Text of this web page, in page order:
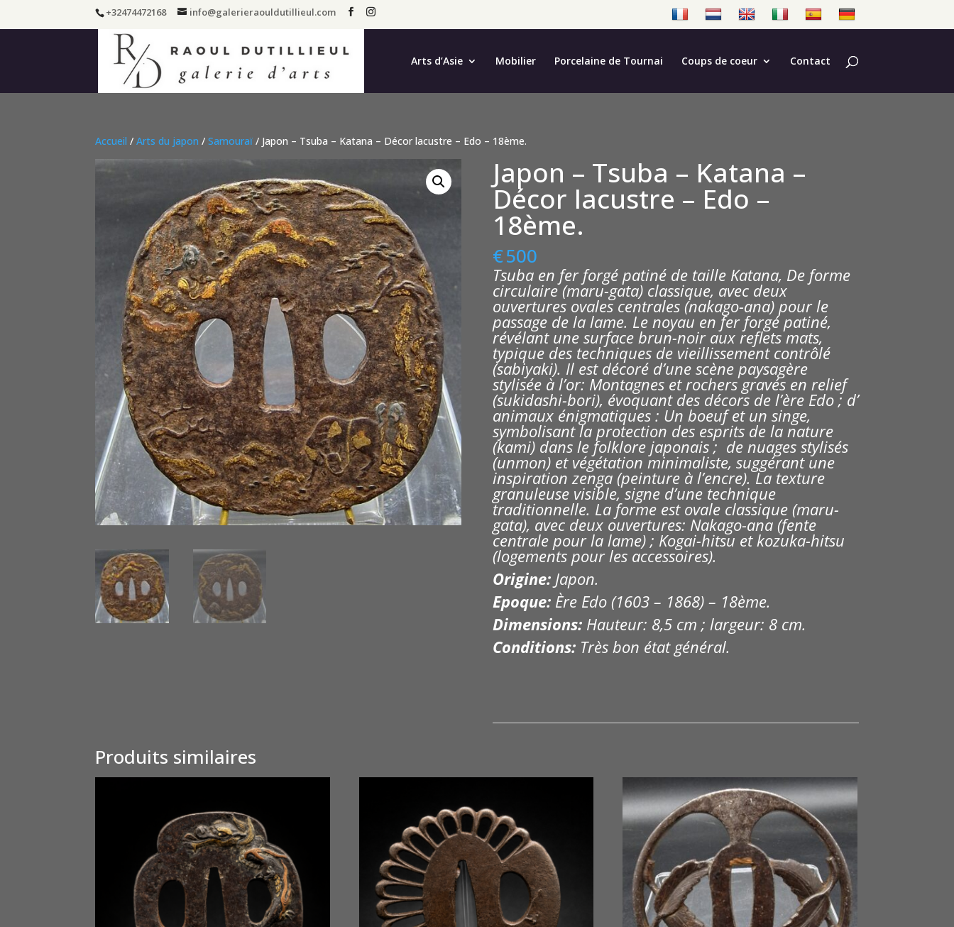
+32474472168 info@galerieraouldutillieul.com
Arts d’Asie Mobilier Porcelaine de Tournai Coups de coeur Contact
Accueil /Arts du japon /Samouraï / Japon – Tsuba – Katana – Décor lacustre – Edo – 18ème.
Japon – Tsuba – Katana –
Décor lacustre – Edo –
18ème.
€500
Tsuba en fer forgé patiné de taille Katana, De forme
circulaire (maru-gata) classique, avec deux
ouvertures ovales centrales (nakago-ana) pour le
passage de la lame. Le noyau en fer forgé patiné,
révélant une surface brun-noir aux reflets mats,
typique des techniques de vieillissement contrôlé
(sabiyaki). Il est décoré d’une scène paysagère
stylisée à l’or: Montagnes et rochers gravés en relief
(sukidashi-bori), évoquant des décors de l’ère Edo ; d’
animaux énigmatiques : Un boeuf et un singe,
symbolisant la protection des esprits de la nature
(kami) dans le folklore japonais ; de nuages stylisés
(unmon) et végétation minimaliste, suggérant une
inspiration zenga (peinture à l’encre).La texture
granuleuse visible, signe d’une technique
traditionnelle. La forme est ovale classique (maru-
gata), avec deux ouvertures: Nakago-ana (fente
centrale pour la lame) ; Kogai-hitsu et kozuka-hitsu
(logements pour les accessoires).
Origine:Japon.
Epoque:Ère Edo (1603 – 1868) – 18ème.
Dimensions:Hauteur: 8,5 cm ; largeur: 8 cm.
Conditions:Très bon état général.
Produits similaires